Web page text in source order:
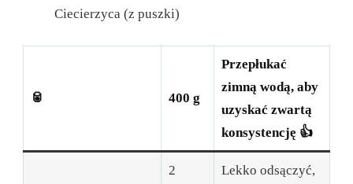
Ciecierzyca (z puszki)
🥫 400 g
Przepłukać
zimną wodą, aby
uzyskać zwartą
konsystencję 👍
2
Lekko odsączyć,